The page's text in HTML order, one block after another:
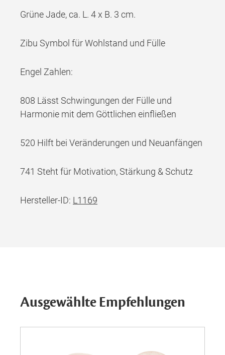
Grüne Jade, ca. L. 4 x B. 3 cm.
Zibu Symbol für Wohlstand und Fülle
Engel Zahlen:
808 Lässt Schwingungen der Fülle und
Harmonie mit dem Göttlichen einfließen
520 Hilft bei Veränderungen und Neuanfängen
741 Steht für Motivation, Stärkung & Schutz
Hersteller-ID: L1169
Ausgewählte Empfehlungen